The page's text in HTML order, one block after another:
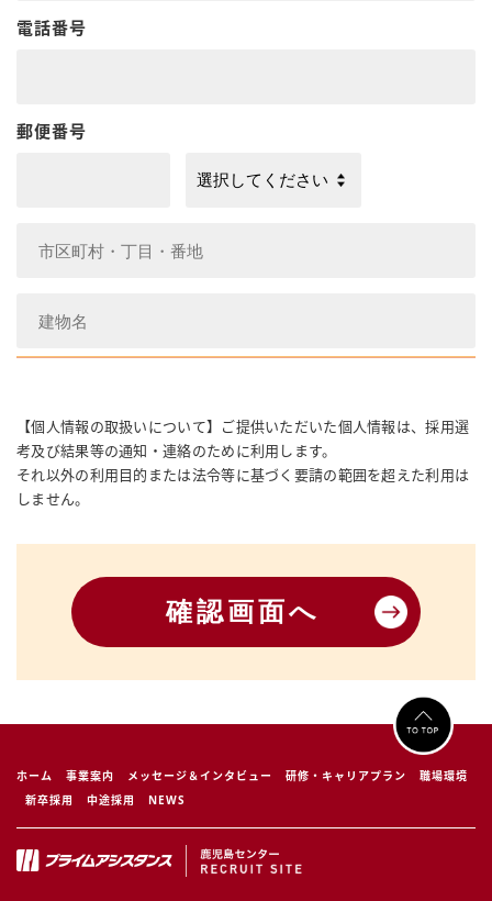
電話番号
郵便番号
【個人情報の取扱いについて】ご提供いただいた個人情報は、採用選
考及び結果等の通知・連絡のために利用します。
それ以外の利用目的または法令等に基づく要請の範囲を超えた利用は
しません。
ホーム 事業案内 メッセージ＆インタビュー 研修・キャリアプラン
職場環境
新卒採用
中途採用 NEWS